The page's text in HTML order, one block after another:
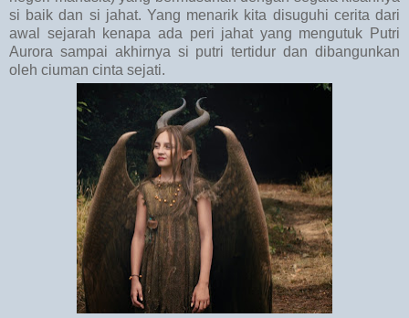
si baik dan si jahat. Yang menarik kita disuguhi cerita dari
awal sejarah kenapa ada peri jahat yang mengutuk Putri
Aurora sampai akhirnya si putri tertidur dan dibangunkan
oleh ciuman cinta sejati.